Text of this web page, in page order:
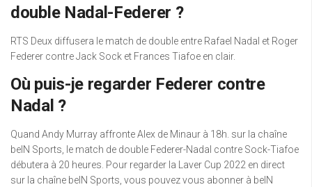
double Nadal-Federer ?
RTS Deux diffusera le match de double entre Rafael Nadal et Roger
Federer contre Jack Sock et Frances Tiafoe en clair.
Où puis-je regarder Federer contre
Nadal ?
Quand Andy Murray affronte Alex de Minaur à 18h. sur la chaîne
beIN Sports, le match de double Federer-Nadal contre Sock-Tiafoe
débutera à 20 heures. Pour regarder la Laver Cup 2022 en direct
sur la chaîne beIN Sports, vous pouvez vous abonner à beIN